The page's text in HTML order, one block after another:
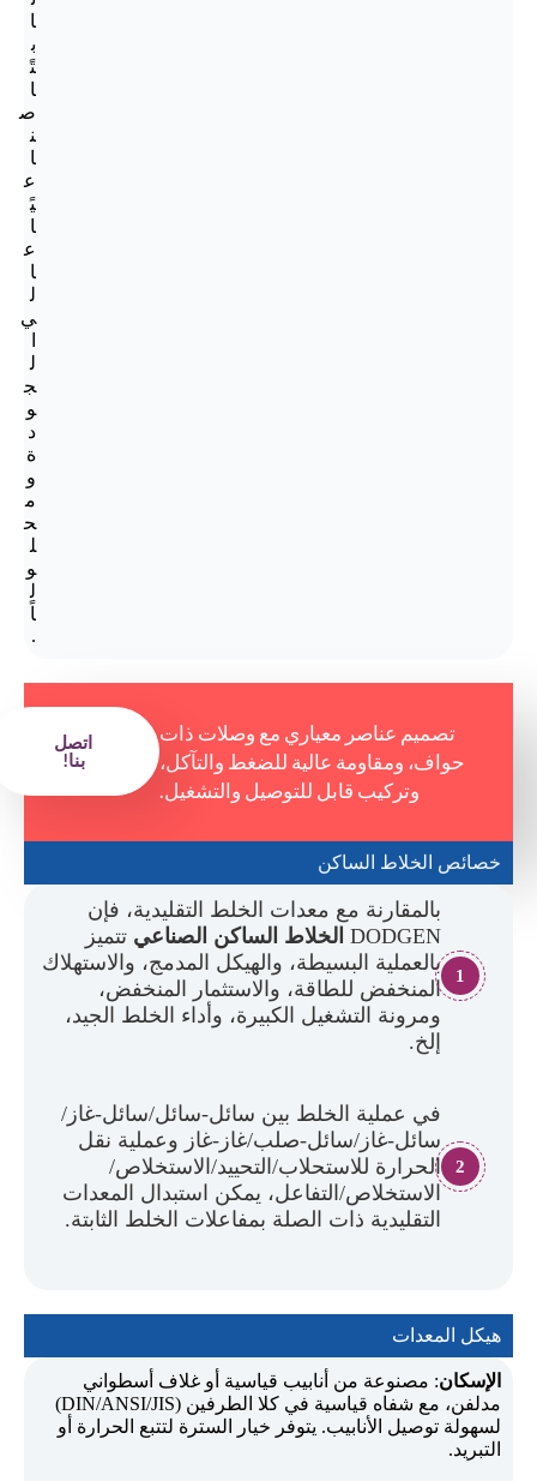
ا
ب
تً
ا
ص
ن
ا
ع
يً
ا
ع
ا
ل
ي
ل
ج
و
د
ة
و
م
ح
ل
و
ل
اً
.
تصميم عناصر معياري مع وصلات ذات
حواف، ومقاومة عالية للضغط والتآكل،
وتركيب قابل للتوصيل والتشغيل.
اتصل
بنا!
خصائص الخلاط الساكن
1
بالمقارنة مع معدات الخلط التقليدية، فإن
DODGEN الخلاط الساكن الصناعي تتميز
بالعملية البسيطة، والهيكل المدمج، والاستهلاك
المنخفض للطاقة، والاستثمار المنخفض،
ومرونة التشغيل الكبيرة، وأداء الخلط الجيد،
إلخ.
2
في عملية الخلط بين سائل-سائل/سائل-غاز/
سائل-غاز/سائل-صلب/غاز-غاز وعملية نقل
الحرارة للاستحلاب/التحييد/الاستخلاص/
الاستخلاص/التفاعل، يمكن استبدال المعدات
التقليدية ذات الصلة بمفاعلات الخلط الثابتة.
هيكل المعدات
الإسكان: مصنوعة من أنابيب قياسية أو غلاف أسطواني
مدلفن، مع شفاه قياسية في كلا الطرفين (DIN/ANSI/JIS)
لسهولة توصيل الأنابيب. يتوفر خيار السترة لتتبع الحرارة أو
التبريد.